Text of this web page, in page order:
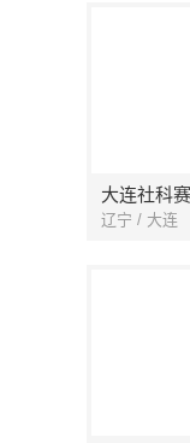
大连社科
辽宁 / 大连